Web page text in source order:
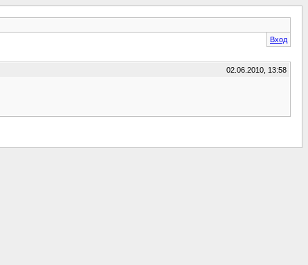
Вход
02.06.2010, 13:58